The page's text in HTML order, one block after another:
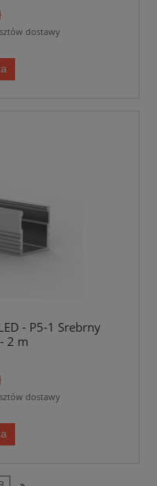
dostawy
- P5-1 Srebrny
2 m
dostawy